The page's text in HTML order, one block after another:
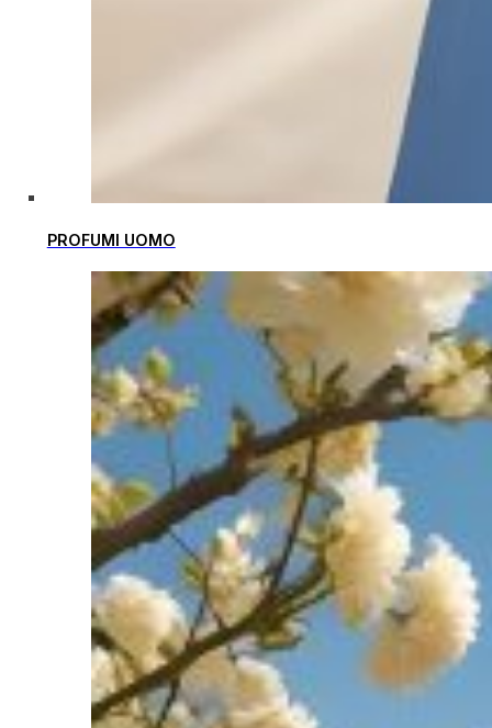
PROFUMI UOMO